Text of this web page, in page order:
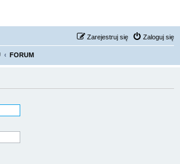
Zaloguj się
Zarejestruj się
FORUM